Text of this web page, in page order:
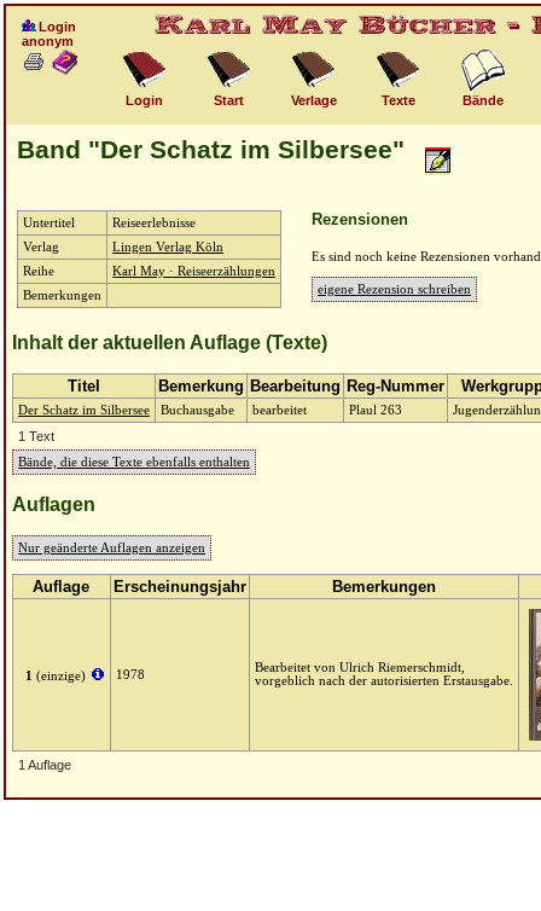
Login
anonym
Login Start Verlage Texte Bände
Band "Der Schatz im Silbersee"
Untertitel
Reiseerlebnisse
Verlag
Lingen Verlag Köln
Reihe
Karl May · Reiseerzählungen
Bemerkungen
Rezensionen
Es sind noch keine Rezensionen
eigene Rezension schreiben
Inhalt der aktuellen Auflage (Texte)
Titel Bemerkung Bearbeitung Reg-Nummer
Der Schatz im Silbersee Buchausgabe bearbeitet Plaul 263
1 Text
Bände, die diese Texte ebenfalls enthalten
Auflagen
Nur geänderte Auflagen anzeigen
Auflage Erscheinungsjahr Bemerkungen
1 (einzige) 1978
Bearbeitet von Ulrich Riemerschmidt,
vorgeblich nach der autorisierten Erstausgabe.
1 Auflage